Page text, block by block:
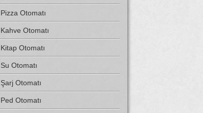
Pizza Otomatı
Kahve Otomatı
Kitap Otomatı
Su Otomatı
Şarj Otomatı
Ped Otomatı